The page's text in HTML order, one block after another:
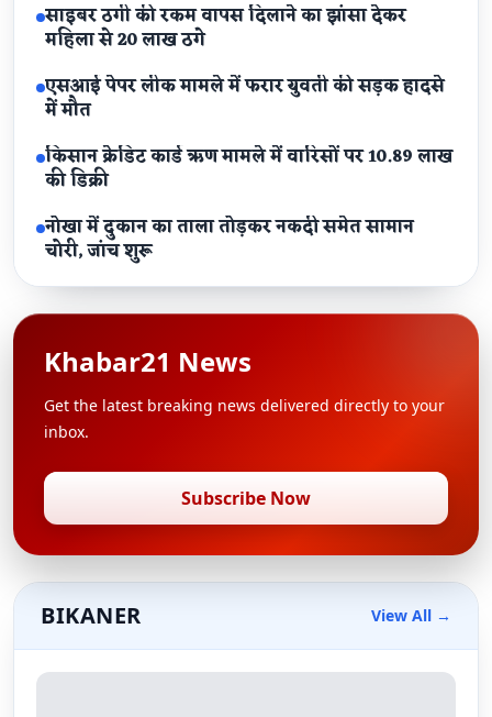
साइबर ठगी की रकम वापस दिलाने का झांसा देकर
महिला से 20 लाख ठगे
एसआई पेपर लीक मामले में फरार युवती की सड़क हादसे
में मौत
किसान क्रेडिट कार्ड ऋण मामले में वारिसों पर 10.89 लाख
की डिक्री
नोखा में दुकान का ताला तोड़कर नकदी समेत सामान
चोरी, जांच शुरू
Khabar21 News
Get the latest breaking news delivered directly to your
inbox.
Subscribe Now
BIKANER View All →